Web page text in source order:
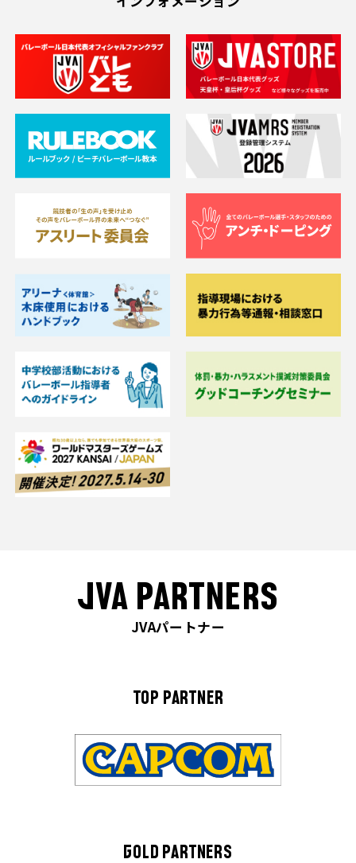
JVA PARTNERS
JVAパートナー
TOP PARTNER
GOLD PARTNERS